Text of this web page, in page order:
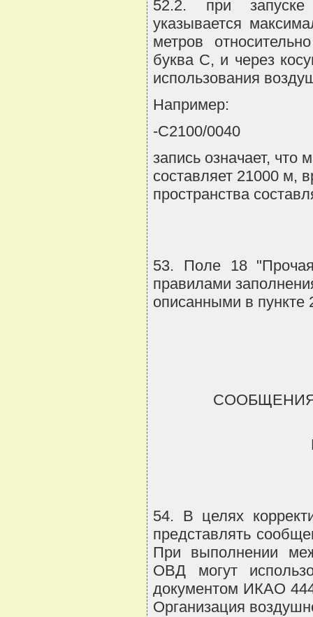
52.2. при
указывается
метров
буква С, и через
использования
Например:
-С2100/0040
запись означает,
составляет 21000 м,
пространства
53. Поле 18
правилами
описанными в
54. В целях
представлять
При выполнении
ОВД могут
документом ИКАО
Организация